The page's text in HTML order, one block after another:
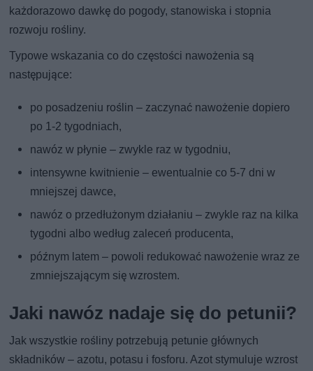
każdorazowo dawkę do pogody, stanowiska i stopnia
rozwoju rośliny.
Typowe wskazania co do częstości nawożenia są
następujące:
po posadzeniu roślin – zaczynać nawożenie dopiero
po 1-2 tygodniach,
nawóz w płynie – zwykle raz w tygodniu,
intensywne kwitnienie – ewentualnie co 5-7 dni w
mniejszej dawce,
nawóz o przedłużonym działaniu – zwykle raz na kilka
tygodni albo według zaleceń producenta,
późnym latem – powoli redukować nawożenie wraz ze
zmniejszającym się wzrostem.
Jaki nawóz nadaje się do petunii?
Jak wszystkie rośliny potrzebują petunie głównych
składników – azotu, potasu i fosforu. Azot stymuluje wzrost